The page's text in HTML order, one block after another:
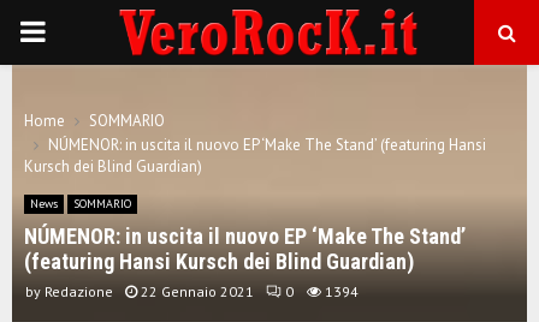
P
I
M
A
Home
SOMMARIO
NÚMENOR: in uscita il nuovo EP ‘Make The Stand’ (featuring Hansi
Kursch dei Blind Guardian)
News SOMMARIO
NÚMENOR: in uscita il nuovo EP ‘Make The Stand’
(featuring Hansi Kursch dei Blind Guardian)
by Redazione 22 Gennaio 2021 0 1394